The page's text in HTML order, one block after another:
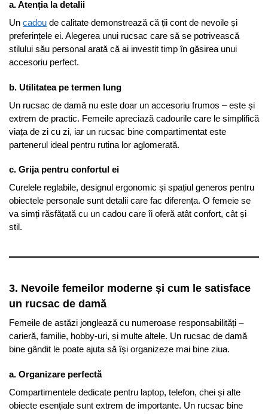
a. Atenția la detalii
Un cadou de calitate demonstrează că ții cont de nevoile și
preferințele ei. Alegerea unui rucsac care să se potrivească
stilului său personal arată că ai investit timp în găsirea unui
accesoriu perfect.
b. Utilitatea pe termen lung
Un rucsac de damă nu este doar un accesoriu frumos – este și
extrem de practic. Femeile apreciază cadourile care le simplifică
viața de zi cu zi, iar un rucsac bine compartimentat este
partenerul ideal pentru rutina lor aglomerată.
c. Grija pentru confortul ei
Curelele reglabile, designul ergonomic și spațiul generos pentru
obiectele personale sunt detalii care fac diferența. O femeie se
va simți răsfățată cu un cadou care îi oferă atât confort, cât și
stil.
3. Nevoile femeilor moderne și cum le satisface
un rucsac de damă
Femeile de astăzi jonglează cu numeroase responsabilități –
carieră, familie, hobby-uri, și multe altele. Un rucsac de damă
bine gândit le poate ajuta să își organizeze mai bine ziua.
a. Organizare perfectă
Compartimentele dedicate pentru laptop, telefon, chei și alte
obiecte esențiale sunt extrem de importante. Un rucsac bine